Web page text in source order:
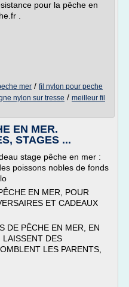
pour la pêche en
.
mer / fil nylon pour peche
nylon sur tresse / meilleur fil
EN MER.
STAGES ...
stage pêche en mer :
poissons nobles de fonds
EN MER, POUR
ET CADEAUX
DE PÊCHE EN MER, EN
LAISSENT DES
LES PARENTS,